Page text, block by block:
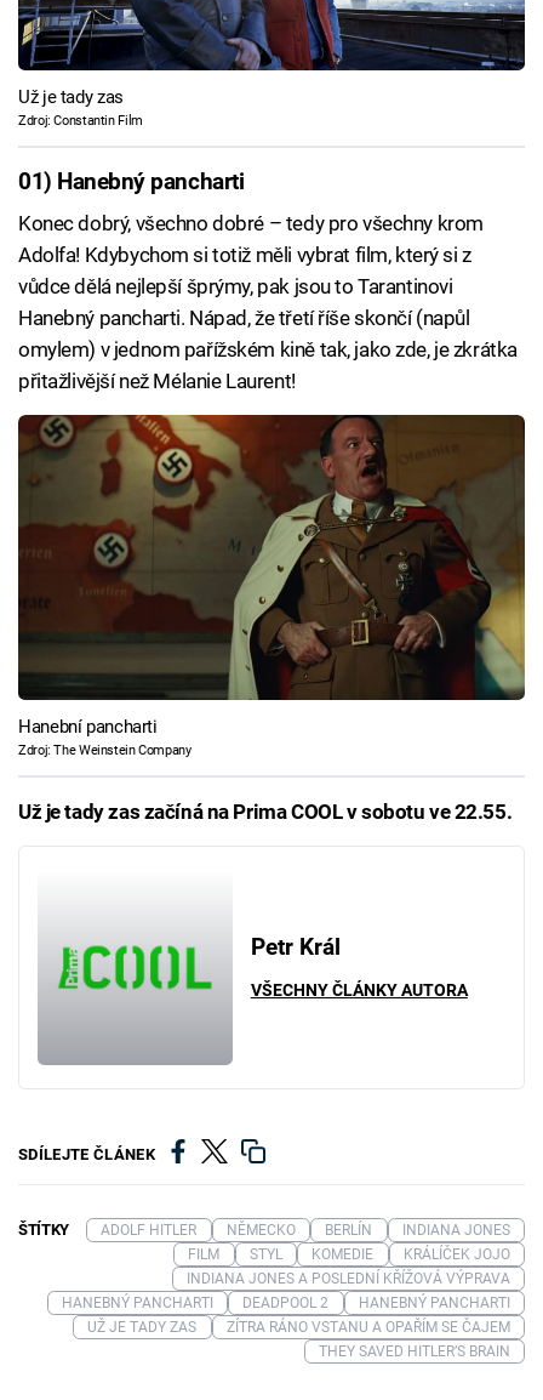
Už je tady zas
Zdroj: Constantin Film
01) Hanebný pancharti
Konec dobrý, všechno dobré – tedy pro všechny krom
Adolfa! Kdybychom si totiž měli vybrat film, který si z
vůdce dělá nejlepší šprýmy, pak jsou to Tarantinovi
Hanebný pancharti. Nápad, že třetí říše skončí (napůl
omylem) v jednom pařížském kině tak, jako zde, je zkrátka
přitažlivější než Mélanie Laurent!
Hanební pancharti
Zdroj: The Weinstein Company
Už je tady zas začíná na Prima COOL v sobotu ve 22.55.
Petr Král
VŠECHNY ČLÁNKY AUTORA
SDÍLEJTE ČLÁNEK
ŠTÍTKY ADOLF HITLER NĚMECKO BERLÍN
INDIANA JONES
FILM
STYL KOMEDIE
KRÁLÍČEK JOJO
INDIANA JONES A POSLEDNÍ KŘÍŽOVÁ VÝPRAVA
HANEBNÝ PANCHARTI
DEADPOOL 2
HANEBNÝ PANCHARTI
UŽ JE TADY ZAS
ZÍTRA RÁNO VSTANU A OPAŘÍM SE ČAJEM
THEY SAVED HITLER’S BRAIN